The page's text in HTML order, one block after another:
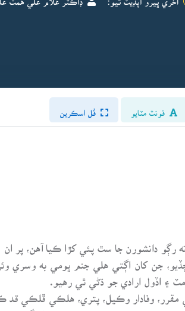
فُل اسڪرين
رڳو دانشورن جا سٿ پئي کڙا ڪيا آهن، پر
جن کان اڳتي هلي جنم ڀومي به وسري
مٽ ۽ اڏول ارادي جو ڌڻي ٿي رهيو.